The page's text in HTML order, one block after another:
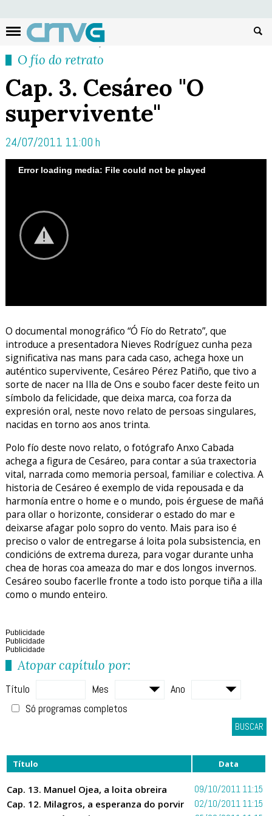
O fío do retrato
Cap. 3. Cesáreo "O
supervivente"
24/07/2011 11:00 h
Error loading media: File could not be played
O documental monográfico “Ó Fío do Retrato”, que
introduce a presentadora Nieves Rodríguez cunha peza
significativa nas mans para cada caso, achega hoxe un
auténtico supervivente, Cesáreo Pérez Patiño, que tivo a
sorte de nacer na Illa de Ons e soubo facer deste feito un
símbolo da felicidade, que deixa marca, coa forza da
expresión oral, neste novo relato de persoas singulares,
nacidas en torno aos anos trinta.
Polo fío deste novo relato, o fotógrafo Anxo Cabada
achega a figura de Cesáreo, para contar a súa traxectoria
vital, narrada como memoria persoal, familiar e colectiva. A
historia de Cesáreo é exemplo de vida repousada e da
harmonía entre o home e o mundo, pois érguese de mañá
para ollar o horizonte, considerar o estado do mar e
deixarse afagar polo sopro do vento. Mais para iso é
preciso o valor de entregarse á loita pola subsistencia, en
condicións de extrema dureza, para vogar durante unha
chea de horas coa ameaza do mar e dos longos invernos.
Cesáreo soubo facerlle fronte a todo isto porque tiña a illa
como o mundo enteiro.
Publicidade
Publicidade
Publicidade
Atopar capítulo por:
Título Mes
Ano
Só programas completos
BUSCAR
Título Data
Cap. 13. Manuel Ojea, a loita obreira 09/10/2011 11:15
Cap. 12. Milagros, a esperanza do porvir 02/10/2011 11:15